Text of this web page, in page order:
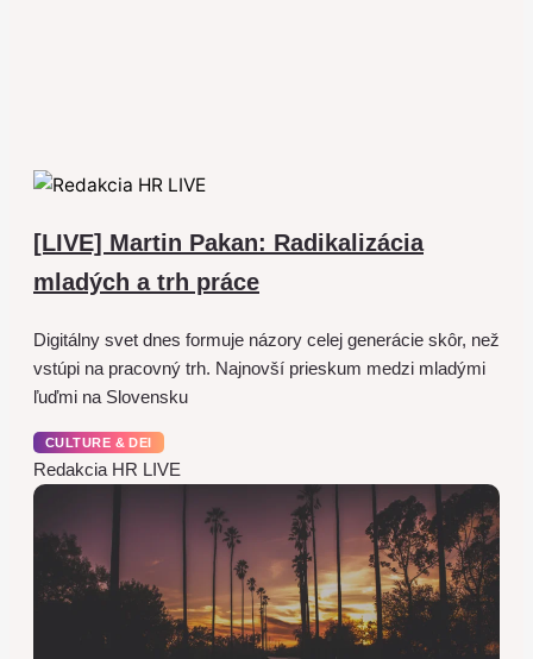
[LIVE] Martin Pakan: Radikalizácia
mladých a trh práce
Digitálny svet dnes formuje názory celej generácie skôr, než
vstúpi na pracovný trh. Najnovší prieskum medzi mladými
ľuďmi na Slovensku
CULTURE & DEI
Redakcia HR LIVE